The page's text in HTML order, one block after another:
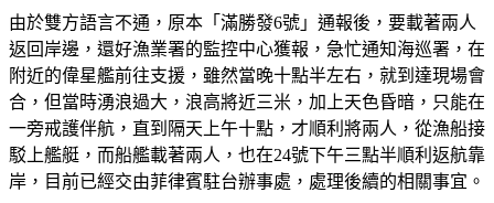
由於雙方語言不通，原本「滿勝發6號」通報後，要載著兩人
返回岸邊，還好漁業署的監控中心獲報，急忙通知海巡署，在
附近的偉星艦前往支援，雖然當晚十點半左右，就到達現場會
合，但當時湧浪過大，浪高將近三米，加上天色昏暗，只能在
一旁戒護伴航，直到隔天上午十點，才順利將兩人，從漁船接
駁上艦艇，而船艦載著兩人，也在24號下午三點半順利返航靠
岸，目前已經交由菲律賓駐台辦事處，處理後續的相關事宜。